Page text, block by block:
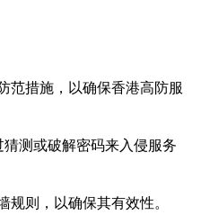
范措施，以确保香港高防服
测或破解密码来入侵服务
则，以确保其有效性。